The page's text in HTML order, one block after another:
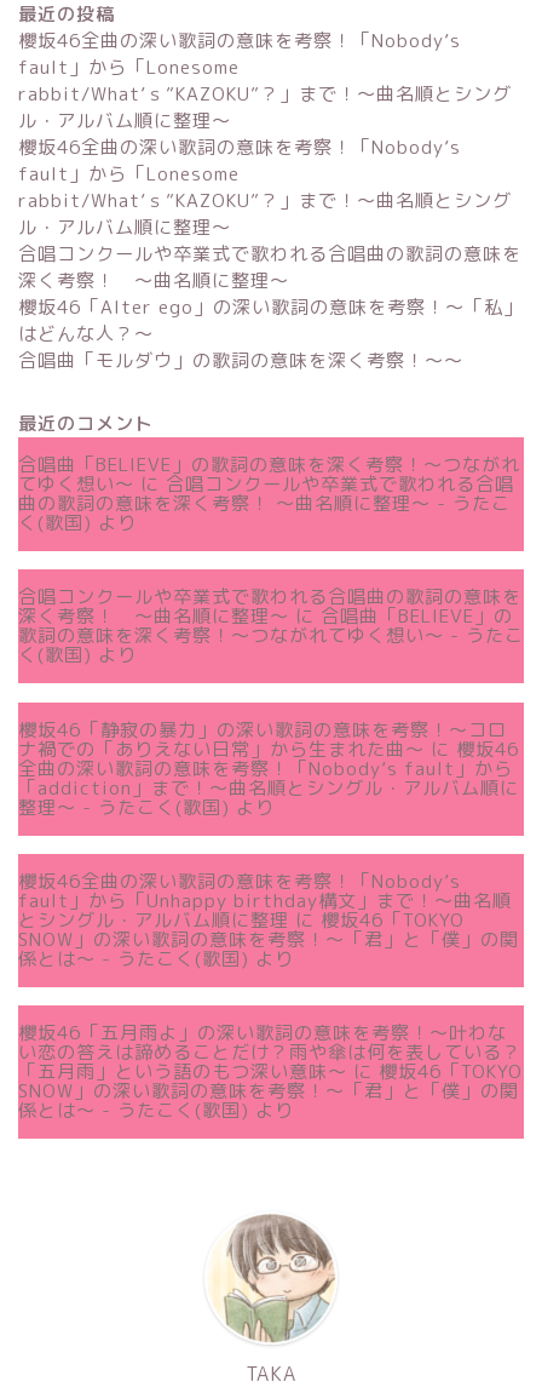
最近の投稿
櫻坂46全曲の深い歌詞の意味を考察！「Nobody’s
fault」から「Lonesome
rabbit/What’ｓ”KAZOKU”？」まで！〜曲名順とシング
ル・アルバム順に整理～
櫻坂46全曲の深い歌詞の意味を考察！「Nobody’s
fault」から「Lonesome
rabbit/What’ｓ”KAZOKU”？」まで！〜曲名順とシング
ル・アルバム順に整理～
合唱コンクールや卒業式で歌われる合唱曲の歌詞の意味を
深く考察！ 〜曲名順に整理〜
櫻坂46「Alter ego」の深い歌詞の意味を考察！〜「私」
はどんな人？～
合唱曲「モルダウ」の歌詞の意味を深く考察！〜〜
最近のコメント
合唱曲「BELIEVE」の歌詞の意味を深く考察！〜つながれ
てゆく想い〜 に 合唱コンクールや卒業式で歌われる合唱
曲の歌詞の意味を深く考察！ 〜曲名順に整理〜 - うたこ
く(歌国) より
合唱コンクールや卒業式で歌われる合唱曲の歌詞の意味を
深く考察！ 〜曲名順に整理〜 に 合唱曲「BELIEVE」の
歌詞の意味を深く考察！〜つながれてゆく想い〜 - うたこ
く(歌国) より
櫻坂46「静寂の暴力」の深い歌詞の意味を考察！〜コロ
ナ禍での「ありえない日常」から生まれた曲～ に 櫻坂46
全曲の深い歌詞の意味を考察！「Nobody’s fault」から
「addiction」まで！〜曲名順とシングル・アルバム順に
整理～ - うたこく(歌国) より
櫻坂46全曲の深い歌詞の意味を考察！「Nobody’s
fault」から「Unhappy birthday構文」まで！〜曲名順
とシングル・アルバム順に整理 に 櫻坂46「TOKYO
SNOW」の深い歌詞の意味を考察！〜「君」と「僕」の関
係とは～ - うたこく(歌国) より
櫻坂46「五月雨よ」の深い歌詞の意味を考察！〜叶わな
い恋の答えは諦めることだけ？雨や傘は何を表している？
「五月雨」という語のもつ深い意味～ に 櫻坂46「TOKYO
SNOW」の深い歌詞の意味を考察！〜「君」と「僕」の関
係とは～ - うたこく(歌国) より
TAKA